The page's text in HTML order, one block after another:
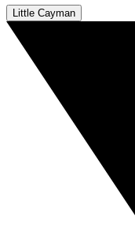
Little Cayman